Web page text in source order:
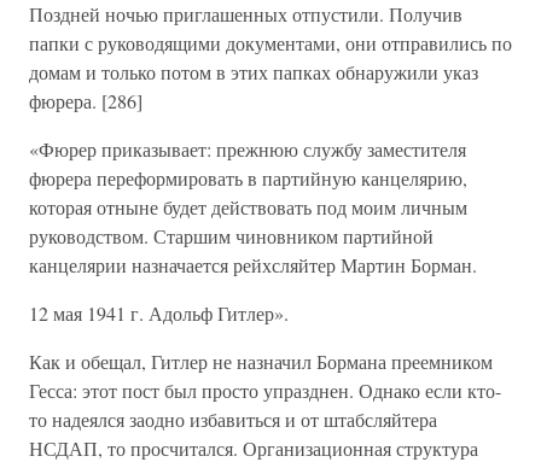
Поздней ночью приглашенных отпустили. Получив
папки с руководящими документами, они отправились по
домам и только потом в этих папках обнаружили указ
фюрера. [286]
«Фюрер приказывает: прежнюю службу заместителя
фюрера переформировать в партийную канцелярию,
которая отныне будет действовать под моим личным
руководством. Старшим чиновником партийной
канцелярии назначается рейхсляйтер Мартин Борман.
12 мая 1941 г. Адольф Гитлер».
Как и обещал, Гитлер не назначил Бормана преемником
Гесса: этот пост был просто упразднен. Однако если кто-
то надеялся заодно избавиться и от штабсляйтера
НСДАП, то просчитался. Организационная структура